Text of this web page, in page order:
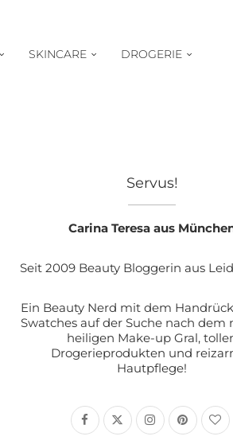
SKINCARE DROGERIE
Servus!
Carina Teresa aus
Seit 2009 Beauty Bloggerin aus
Ein Beauty Nerd mit dem
Swatches auf der Suche nach dem
heiligen Make-up Gral,
Drogerieprodukten und
Hautpflege!